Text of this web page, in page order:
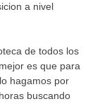
a nivel
de todos los
es que para
hagamos por
buscando